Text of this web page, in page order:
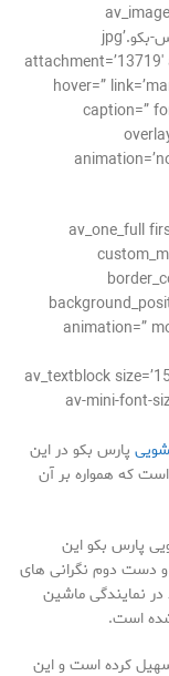
[/
content/uploads/نمایندگی-تعمیر-لباسشویی-پارس-بکو.jpg’
hover=”
caption=”
[av_one_full
animation=”
[av_textblock
av-mini-font-
پارس بکو در این
که همواره بر آن
پارس بکو این
و دست دوم نگرانی های
در نمایندگی ماشین
است.
کرده است و این